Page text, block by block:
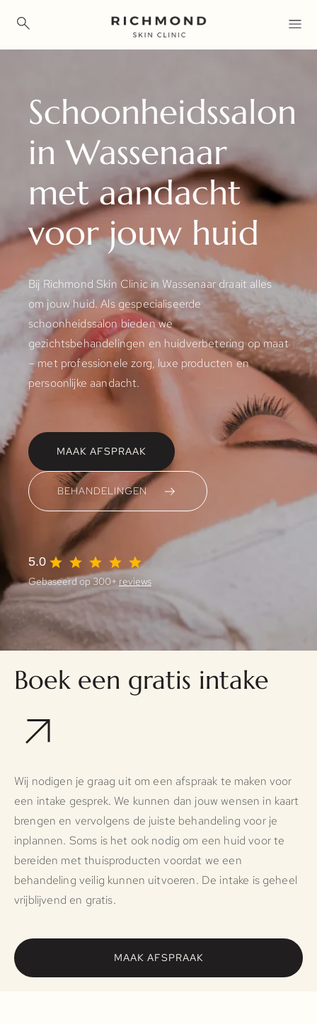
inhoudSchoonheidssalon
in Wassenaar
met aandacht
voor jouw huid
Bij Richmond Skin Clinic in Wassenaar draait alles
om jouw huid. Als gespecialiseerde
schoonheidssalon bieden we
gezichtsbehandelingen en huidverbetering op maat
– met professionele zorg, luxe producten en
persoonlijke aandacht.
MAAK AFSPRAAK
BEHANDELINGEN
5.0
Gebaseerd op 300+ reviews
Boek een gratis intake
Wij nodigen je graag uit om een afspraak te maken voor
een intake gesprek. We kunnen dan jouw wensen in kaart
brengen en vervolgens de juiste behandeling voor je
inplannen. Soms is het ook nodig om een huid voor te
bereiden met thuisproducten voordat we een
behandeling veilig kunnen uitvoeren. De intake is geheel
vrijblijvend en gratis.
MAAK AFSPRAAK